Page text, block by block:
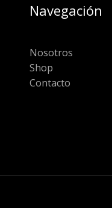
Navegación
Nosotros
Shop
Contacto